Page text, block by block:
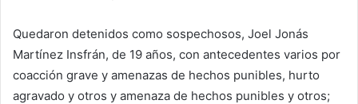
Quedaron detenidos como sospechosos, Joel Jonás
Martínez Insfrán, de 19 años, con antecedentes varios por
coacción grave y amenazas de hechos punibles, hurto
agravado y otros y amenaza de hechos punibles y otros;